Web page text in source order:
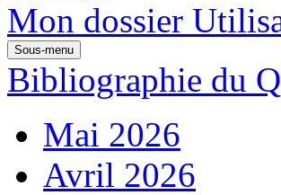
Mon dossier
Sous-menu
Bibliographie du
Mai 2026
Avril 2026